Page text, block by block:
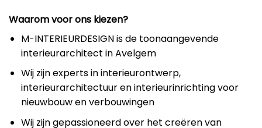
Waarom voor ons kiezen?
M-INTERIEURDESIGN is de toonaangevende
interieurarchitect in Avelgem
Wij zijn experts in interieurontwerp,
interieurarchitectuur en interieurinrichting voor
nieuwbouw en verbouwingen
Wij zijn gepassioneerd over het creëren van